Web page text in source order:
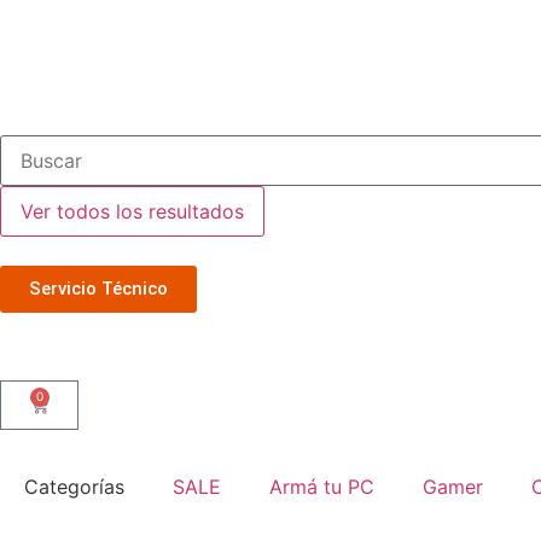
Ver todos los resultados
Servicio Técnico
0
Categorías SALE Armá tu PC Gamer